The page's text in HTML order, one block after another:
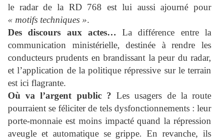
le radar de la RD 768 est lui aussi ajourné pour
« motifs techniques ».
Des discours aux actes… La différence entre la
communication ministérielle, destinée à rendre les
conducteurs prudents en brandissant la peur du radar,
et l’application de la politique répressive sur le terrain
est ici flagrante.
Où va l’argent public ? Les usagers de la route
pourraient se féliciter de tels dysfonctionnements : leur
porte-monnaie est moins impacté quand la répression
aveugle et automatique se grippe. En revanche, ils